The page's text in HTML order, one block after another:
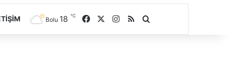
Bolu 18 ℃ Facebook Instagram
RSS